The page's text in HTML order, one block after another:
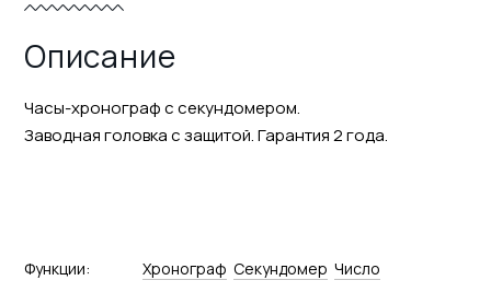
Описание
Часы-хронограф с секундомером.
Заводная головка с защитой. Гарантия 2 года.
Функции: Хронограф Секундомер Число